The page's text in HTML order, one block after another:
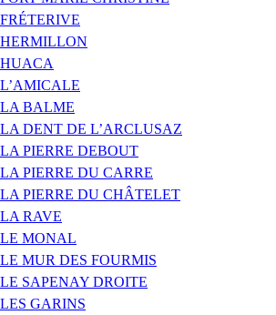
FRÉTERIVE
HERMILLON
HUACA
L’AMICALE
LA BALME
LA DENT DE L’ARCLUSAZ
LA PIERRE DEBOUT
LA PIERRE DU CARRE
LA PIERRE DU CHÂTELET
LA RAVE
LE MONAL
LE MUR DES FOURMIS
LE SAPENAY DROITE
LES GARINS